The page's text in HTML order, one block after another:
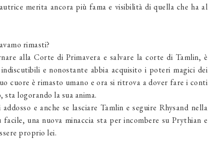
merita ancora più fama e visibilità di quella che ha al
rimasti?
alla Corte di Primavera e salvare la corte di Tamlin, è
e nonostante abbia acquisito i poteri magici dei
cuore è rimasto umano e ora si ritrova a dover fare i conti
sta logorando la sua anima.
e anche se lasciare Tamlin e seguire Rhysand nella
una nuova minaccia sta per incombere su Prythian e
proprio lei.